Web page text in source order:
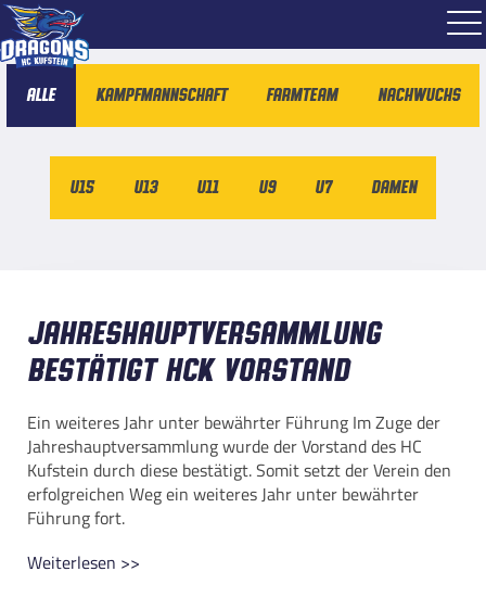
Alle Kampfmannschaft Farmteam Nachwuchs
U15 U13 U11 U9 U7 Damen
Jahreshauptversammlung
bestätigt HCK Vorstand
Ein weiteres Jahr unter bewährter Führung Im Zuge der
Jahreshauptversammlung wurde der Vorstand des HC
Kufstein durch diese bestätigt. Somit setzt der Verein den
erfolgreichen Weg ein weiteres Jahr unter bewährter
Führung fort.
Weiterlesen >>